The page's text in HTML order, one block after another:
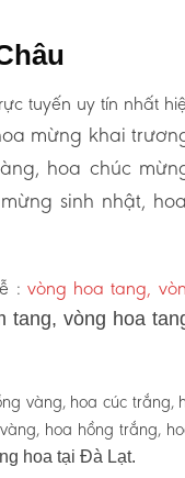
tuyến uy tín nhất
mừng khai
hoa chúc
sinh nhật,
: vòng hoa tang,
tang, vòng hoa
vàng, hoa cúc trắng,
hoa hồng trắng,
hoa tại Đà Lạt.